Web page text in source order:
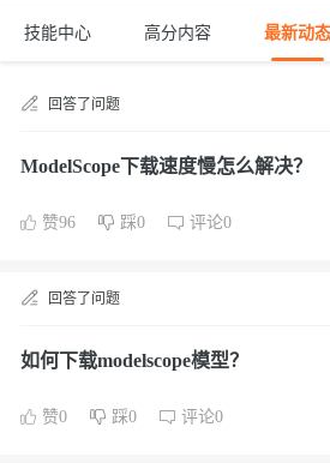
技能中心 高分内容 最新动态
回答了问题
ModelScope下载速度慢怎么解决？
赞96 踩0 评论0
回答了问题
如何下载modelscope模型？
赞0 踩0 评论0